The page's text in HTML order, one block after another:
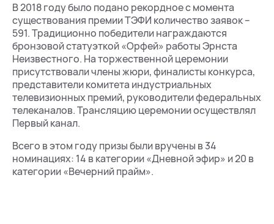
В 2018 году было подано рекордное с момента
существования премии ТЭФИ количество заявок –
591. Традиционно победители награждаются
бронзовой статуэткой «Орфей» работы Эрнста
Неизвестного. На торжественной церемонии
присутствовали члены жюри, финалисты конкурса,
представители комитета индустриальных
телевизионных премий, руководители федеральных
телеканалов. Трансляцию церемонии осуществлял
Первый канал.
Всего в этом году призы были вручены в 34
номинациях: 14 в категории «Дневной эфир» и 20 в
категории «Вечерний прайм».